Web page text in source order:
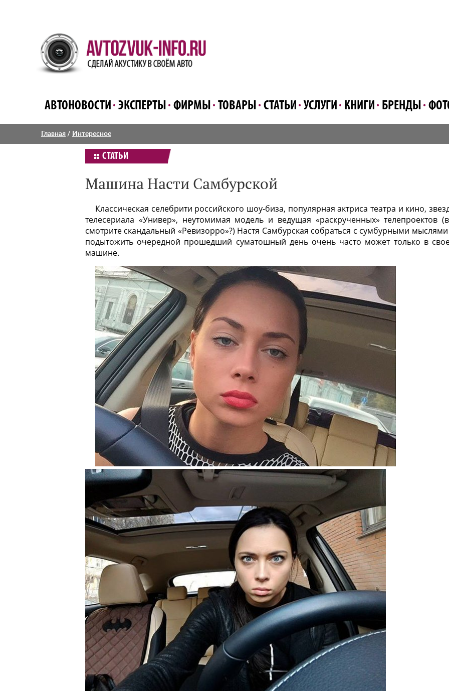
АВТОНОВОСТИ ЭКСПЕРТЫ ФИРМЫ ТОВАРЫ СТАТЬИ УСЛУГИ КНИГИ БРЕНДЫ
Главная / Интересное
СТАТЬИ
Машина Насти Самбурской
Классическая селебрити российского шоу-биза, популярная актриса театра и кино,
телесериала «Универ», неутомимая модель и ведущая «раскрученных» телепроектов
смотрите скандальный «Ревизорро»?) Настя Самбурская собраться с сумбурными
подытожить очередной прошедший суматошный день очень часто может только в
машине.